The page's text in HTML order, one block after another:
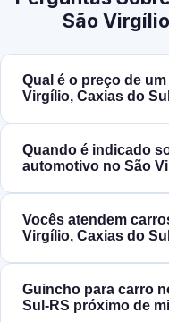
São
Qual é o preço de
Virgílio, Caxias do
Quando é indicado
automotivo no São
Vocês atendem
Virgílio, Caxias do
Guincho para carro
Sul‑RS próximo de